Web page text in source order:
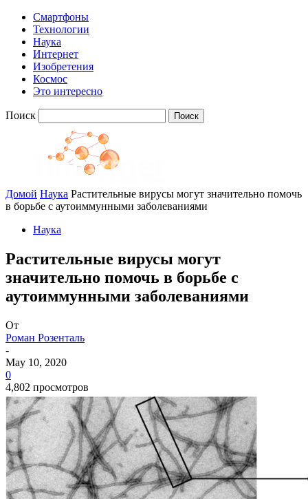
Смартфоны
Технологии
Наука
Интернет
Изобретения
Космос
Это интересно
Поиск
Домой Наука Растительные вирусы могут значительно помочь
в борьбе с аутоиммунными заболеваниями
Наука
Растительные вирусы могут
значительно помочь в борьбе с
аутоиммунными заболеваниями
От
Роман Розенталь
-
May 10, 2020
0
4,802 просмотров